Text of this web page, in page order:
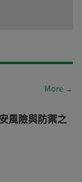
More →
風險與防禦之